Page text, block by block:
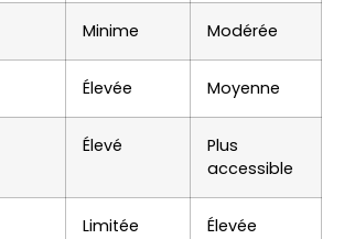
Minime Modérée
Élevée Moyenne
Élevé
Plus
accessible
Limitée Élevée